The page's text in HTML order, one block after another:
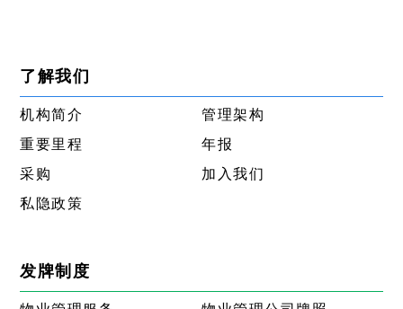
了解我们
机构简介
管理架构
重要里程
年报
采购
加入我们
私隐政策
发牌制度